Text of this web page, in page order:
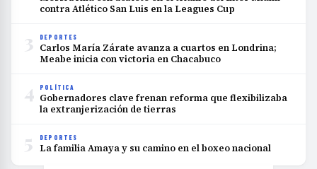
contra Atlético San Luis en la Leagues Cup
3 DEPORTES
Carlos María Zárate avanza a cuartos en Londrina;
Meabe inicia con victoria en Chacabuco
4 POLÍTICA
Gobernadores clave frenan reforma que flexibilizaba
la extranjerización de tierras
5 DEPORTES
La familia Amaya y su camino en el boxeo nacional